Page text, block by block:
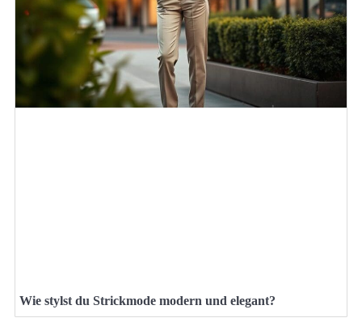
Wie stylst du Strickmode modern und elegant?